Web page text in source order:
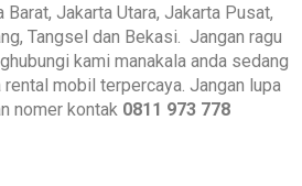
Barat, Jakarta Utara, Jakarta Pusat,
Tangsel dan Bekasi. Jangan ragu
kami manakala anda sedang
mobil terpercaya. Jangan lupa
nomer kontak 0811 973 778